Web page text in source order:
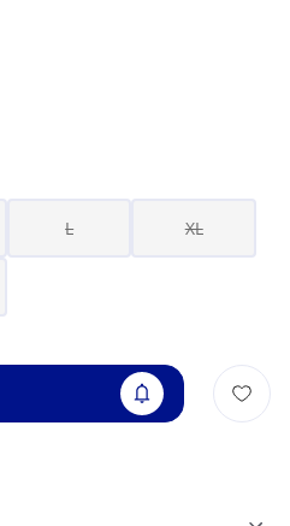
L XL